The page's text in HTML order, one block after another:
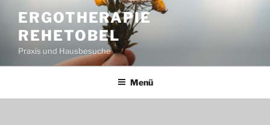
Inhalt
springen
ERGOTHERAPIE
REHETOBEL
Praxis und Hausbesuche
Menü